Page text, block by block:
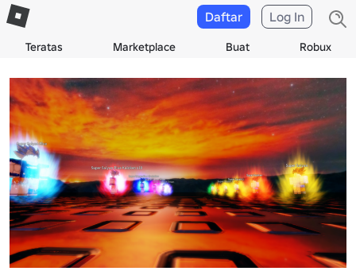
Teratas Marketplace Buat Robux
Daftar Log In